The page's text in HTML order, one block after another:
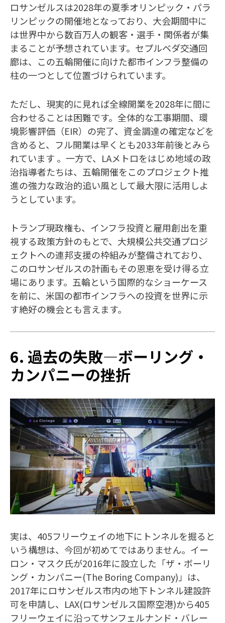
ロサンゼルスは2028年の夏季オリンピック・パラ
リンピックの開催地となっており、大会期間中に
は世界中から数百万人の観客・選手・関係者が集
まることが予想されています。セプルベダ交通回
廊は、この五輪開催に向けた都市インフラ整備の
柱の一つとして位置づけられています。
ただし、現実的に見れば全線開業を2028年に間に
合わせることは困難です。全体的な工事期間、環
境影響評価（EIR）の完了、資金調達の確定などを
含めると、フル開業は早くとも2033年前後とみら
れています 。一方で、LAメトロをはじめ地域の政
治指導者たちは、五輪開催をこのプロジェクト推
進の強力な政治的追い風として最大限に活用しよ
うとしています。
トランプ現政権も、インフラ投資と雇用創出を重
視する政策方針のもとで、大規模公共交通プロジ
ェクトへの連邦支援の枠組みが整備されており、
このロサンゼルスの計画もその恩恵を受け得る立
場にあります。五輪という国際的なショーケース
を前に、米国の都市インフラへの投資を世界に示
す絶好の機会とも言えます。
6. 過去の失敗—ボーリング・
カンパニーの挫折
実は、405フリーウェイの地下にトンネルを掘ると
いう構想は、今回が初めてではありません。イー
ロン・マスク氏が2016年に設立した「ザ・ボーリ
ング・カンパニー(The Boring Company)」は、
2017年にロサンゼルス市内の地下トンネル建設許
可を申請し、LAX(ロサンゼルス国際空港)から405
フリーウェイに沿ってサンフェルナンド・バレー